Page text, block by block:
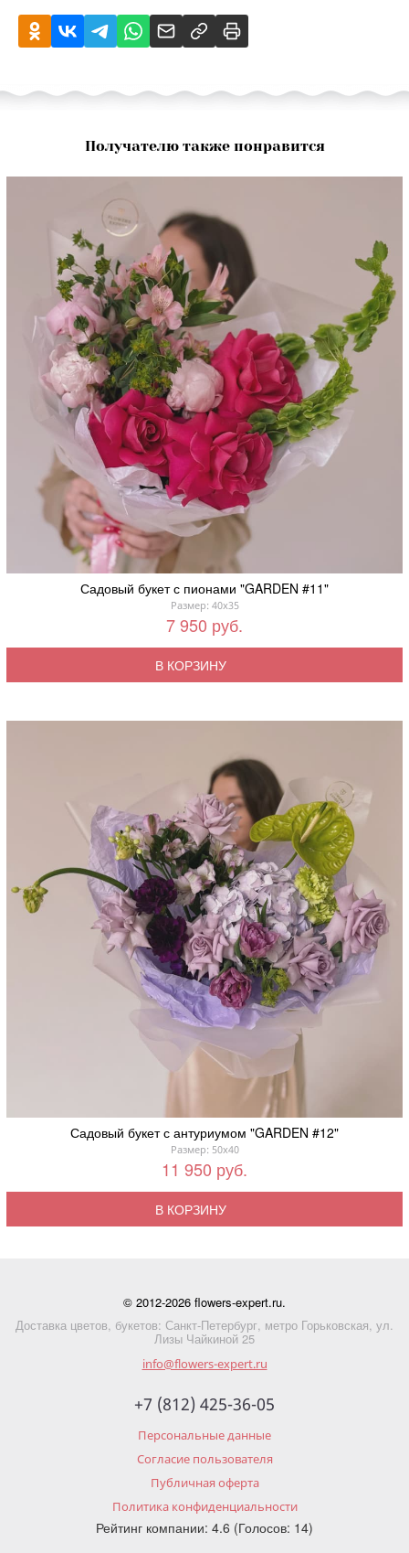
Получателю также понравится
Садовый букет с пионами "GARDEN #11"
Размер: 40x35
7 950 руб.
В КОРЗИНУ
Садовый букет с антуриумом "GARDEN #12"
Размер: 50x40
11 950 руб.
В КОРЗИНУ
© 2012-2026 flowers-expert.ru.
Доставка цветов, букетов: Санкт-Петербург, метро Горьковская, ул.
Лизы Чайкиной 25
info@flowers-expert.ru
+7 (812) 425-36-05
Персональные данные
Согласие пользователя
Публичная оферта
Политика конфиденциальности
Рейтинг компании: 4.6 (Голосов: 14)